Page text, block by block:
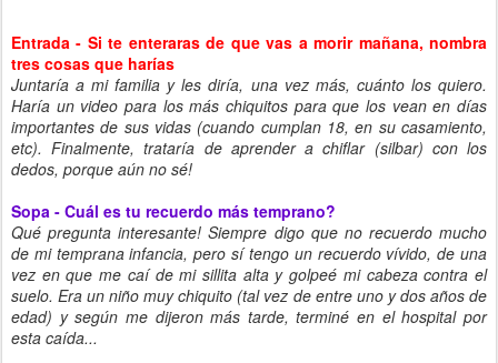
Entrada - Si te enteraras de que vas a morir mañana, nombra
tres cosas que harías
Juntaría a mi familia y les diría, una vez más, cuánto los quiero.
Haría un video para los más chiquitos para que los vean en días
importantes de sus vidas (cuando cumplan 18, en su casamiento,
etc). Finalmente, trataría de aprender a chiflar (silbar) con los
dedos, porque aún no sé!
Sopa - Cuál es tu recuerdo más temprano?
Qué pregunta interesante! Siempre digo que no recuerdo mucho
de mi temprana infancia, pero sí tengo un recuerdo vívido, de una
vez en que me caí de mi sillita alta y golpeé mi cabeza contra el
suelo. Era un niño muy chiquito (tal vez de entre uno y dos años de
edad) y según me dijeron más tarde, terminé en el hospital por
esta caída...